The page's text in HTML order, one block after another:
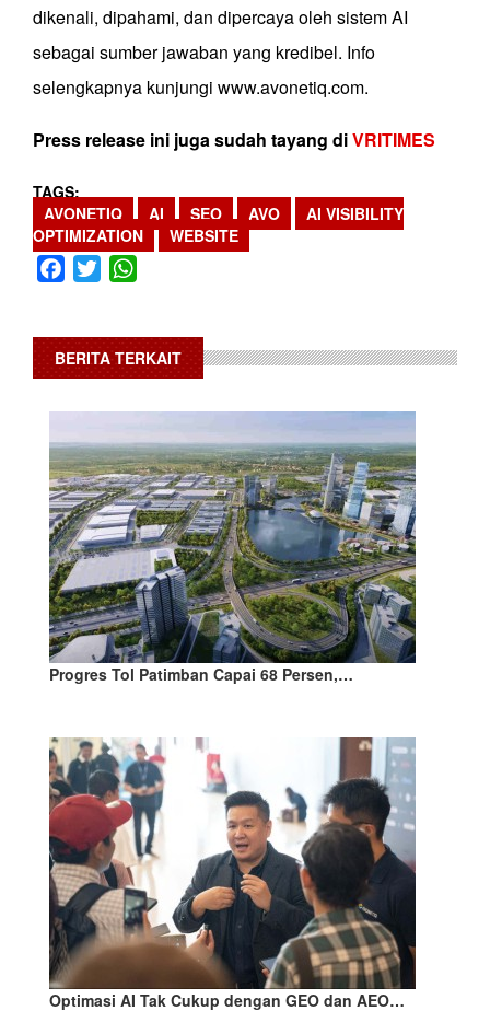
dikenali, dipahami, dan dipercaya oleh sistem AI
sebagai sumber jawaban yang kredibel. Info
selengkapnya kunjungi www.avonetiq.com.
Press release ini juga sudah tayang diVRITIMES
TAGS
AVONETIQ
AI SEO AVO
AI VISIBILITY
OPTIMIZATION
WEBSITE
Facebook
Twitter
BERITA TERKAIT
Progres Tol Patimban Capai 68 Persen,…
Optimasi AI Tak Cukup dengan GEO dan AEO…